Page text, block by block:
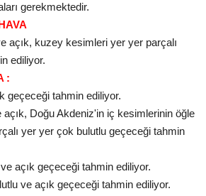
gerekmektedir.
açık, kuzey kesimleri yer yer parçalı
ediliyor.
:
geçeceği tahmin ediliyor.
Doğu Akdeniz'in iç kesimlerinin öğle
yer yer çok bulutlu geçeceği tahmin
açık geçeceği tahmin ediliyor.
ve açık geçeceği tahmin ediliyor.